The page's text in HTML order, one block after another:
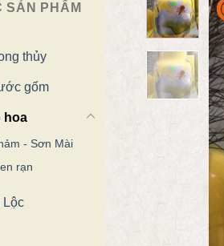
SẢN PHẨM
thủy
gốm
hoa
- Sơn Mài
rạn
Lộc